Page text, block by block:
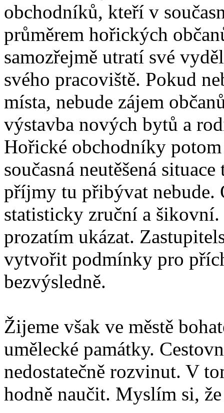
obchodníků, kteří v
průměrem hořických
samozřejmě utratí své
svého pracoviště. Pokud
místa, nebude zájem
výstavba nových bytů a
Hořické obchodníky
současná neutěšená
příjmy tu přibývat nebude.
statisticky zruční a
prozatím ukázat.
vytvořit podmínky pro
bezvýsledně.
Žijeme však ve městě
umělecké památky.
nedostatečně rozvinut. V
hodně naučit. Myslím si,